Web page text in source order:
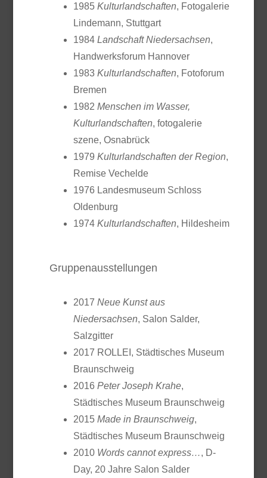
1985 Kulturlandschaften, Fotogalerie
Lindemann, Stuttgart
1984 Landschaft Niedersachsen,
Handwerksforum Hannover
1983 Kulturlandschaften, Fotoforum
Bremen
1982 Menschen im Wasser,
Kulturlandschaften, fotogalerie
szene, Osnabrück
1979 Kulturlandschaften der Region,
Remise Vechelde
1976 Landesmuseum Schloss
Oldenburg
1974 Kulturlandschaften, Hildesheim
Gruppenausstellungen
2017 Neue Kunst aus
Niedersachsen, Salon Salder,
Salzgitter
2017 ROLLEI, Städtisches Museum
Braunschweig
2016 Peter Joseph Krahe,
Städtisches Museum Braunschweig
2015 Made in Braunschweig,
Städtisches Museum Braunschweig
2010 Words cannot express…, D-
Day, 20 Jahre Salon Salder